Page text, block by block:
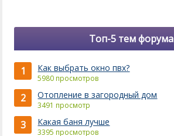
Топ-5 тем форума
1 Как выбрать окно пвх?
5980 просмотров
2 Отопление в загородный дом
3491 просмотр
3 Какая баня лучше
3395 просмотров